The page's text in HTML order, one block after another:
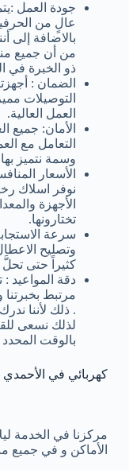
جودة العمل
عالٍ من
بالاضافة إلى
من أن جميع
ذو الخبرة في
الضمان :
التوصيلات
العمل العالية.
الأمان: جميع
التعامل مع
وسمة نتميز
الأسعار
نوفر اسلاك
الأجهزة
تختارونها.
سرعة
وتصليح
كثيراً حتى
دقة المواعيد
مرتبط بخبرتنا
. ذلك لأننا
لذلك نسعى
بالوقت
كهربائي في
مركزنا في الخدمة
الأماكن و في جميع